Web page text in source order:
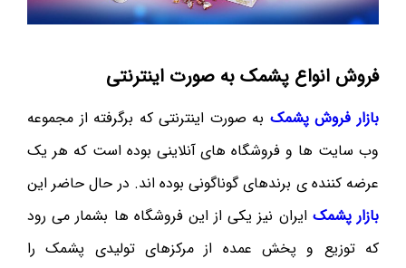
فروش انواع پشمک به صورت اینترنتی
بازار فروش پشمک به صورت اینترنتی که برگرفته از مجموعه
وب سایت ها و فروشگاه های آنلاینی بوده است که هر یک
عرضه کننده ی برندهای گوناگونی بوده اند. در حال حاضر این
بازار پشمک ایران نیز یکی از این فروشگاه ها بشمار می رود
که توزیع و پخش عمده از مرکزهای تولیدی پشمک را